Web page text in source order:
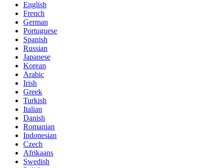
English
French
German
Portuguese
Spanish
Russian
Japanese
Korean
Arabic
Irish
Greek
Turkish
Italian
Danish
Romanian
Indonesian
Czech
Afrikaans
Swedish